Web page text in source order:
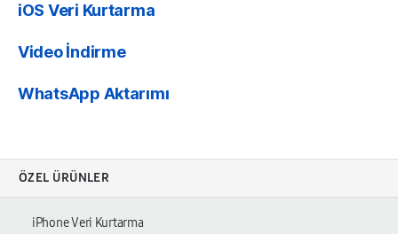
iOS Veri Kurtarma
Video İndirme
WhatsApp Aktarımı
ÖZEL ÜRÜNLER
iPhone Veri Kurtarma